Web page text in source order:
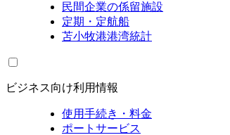
民間企業の係留施設
定期・定航船
苫小牧港港湾統計
ビジネス向け利用情報
使用手続き・料金
ポートサービス